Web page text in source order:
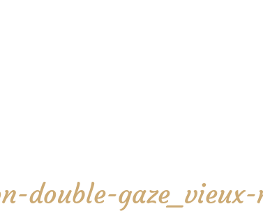
double-gaze_vieux-